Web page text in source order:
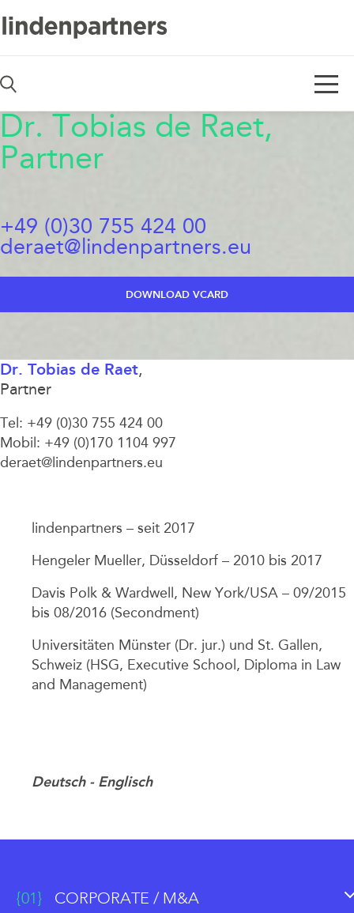
De
Dr. Tobias de Raet,
Partner
+49 (0)30 755 424 00
deraet@lindenpartners.eu
DOWNLOAD VCARD
Dr. Tobias de Raet,
Partner
Tel: +49 (0)30 755 424 00
Mobil: +49 (0)170 1104 997
deraet@lindenpartners.eu
lindenpartners – seit 2017
Hengeler Mueller, Düsseldorf – 2010 bis 2017
Davis Polk & Wardwell, New York/USA – 09/2015
bis 08/2016 (Secondment)
Universitäten Münster (Dr. jur.) und St. Gallen,
Schweiz (HSG, Executive School, Diploma in Law
and Management)
Deutsch Englisch
{01} CORPORATE / M&A